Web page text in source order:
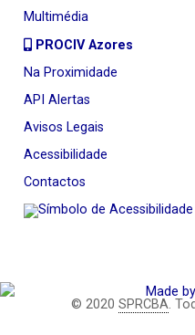
Multimédia
PROCIV Azores
Na Proximidade
API Alertas
Avisos Legais
Acessibilidade
Contactos
© 2020 SPRCBA.